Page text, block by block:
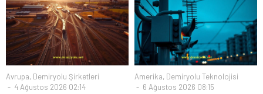
Avrupa, Demiryolu Şirketleri
4 Ağustos 2026 02:14
Amerika, Demiryolu Teknolojisi
6 Ağustos 2026 08:15